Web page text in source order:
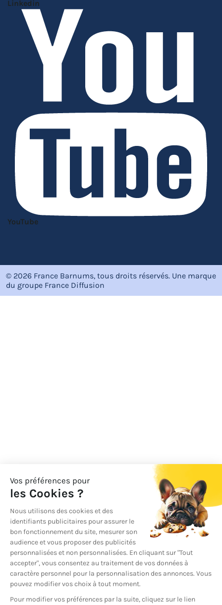
Linkedin
YouTube
© 2026 France Barnums, tous droits réservés. Une marque
du groupe France Diffusion